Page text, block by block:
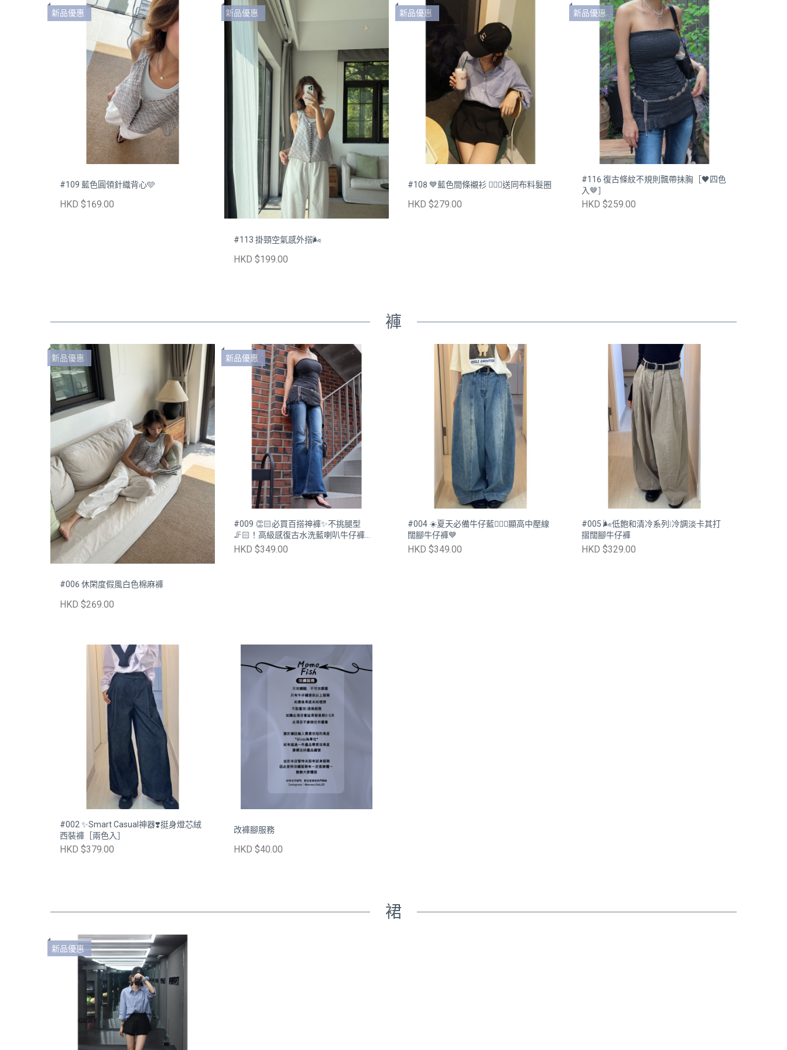
新品優惠
#109 藍色圓領針織背心🩵
HKD $169.00
新品優惠
#113 掛頸空氣感外搭🌬️
HKD $199.00
新品優惠
#108 💙藍色間條襯衫 💁🏻‍♀️送同布料髮圈
HKD $279.00
新品優惠
#116 復古條紋不規則飄帶抺胸［🖤四色
入🤎］
HKD $259.00
褲
新品優惠
#006 休閑度假風白色棉麻褲
HKD $269.00
新品優惠
#009 👏🏻必買百搭神褲✨不挑腿型
🦵🏻！高級感復古水洗藍喇叭牛仔褲
［💙兩色入🖤］
HKD $349.00
#004 ☀️夏天必備牛仔藍💁🏻‍♀️顯高中壓線
闊腳牛仔褲💙
HKD $349.00
#005 🌬️低飽和清冷系列❕冷調淡卡其打
摺闊腳牛仔褲
HKD $329.00
#002 ✨Smart Casual神器❣️挺身燈芯絨
西裝褲［兩色入］
HKD $379.00
改褲腳服務
HKD $40.00
裙
新品優惠